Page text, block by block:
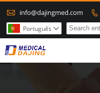
 info@dajingmed.com 
Português 